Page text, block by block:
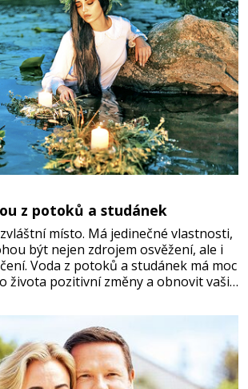
z potoků a studánek
místo. Má jedinečné vlastnosti,
být nejen zdrojem osvěžení, ale i
Voda z potoků a studánek má moc
života pozitivní změny a obnovit vaši
rituály a přinést do svého života
Je důležité